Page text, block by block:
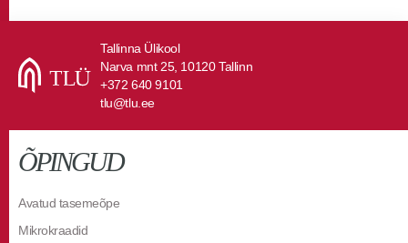
Tallinna Ülikool
Narva mnt 25, 10120 Tallinn
+372 640 9101
tlu@tlu.ee
ÕPINGUD
Avatud tasemeõpe
Mikrokraadid